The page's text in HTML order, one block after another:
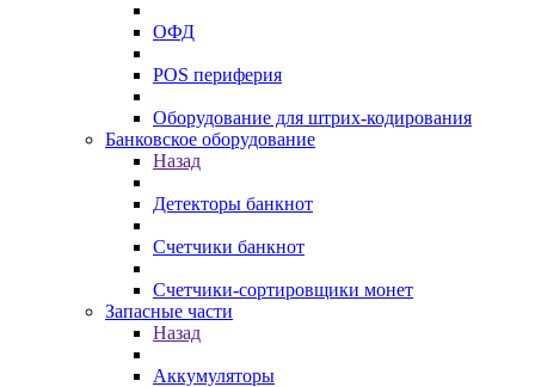
ОФД
POS периферия
Оборудование для штрих-кодирования
Банковское оборудование
Назад
Детекторы банкнот
Счетчики банкнот
Счетчики-сортировщики монет
Запасные части
Назад
Аккумуляторы